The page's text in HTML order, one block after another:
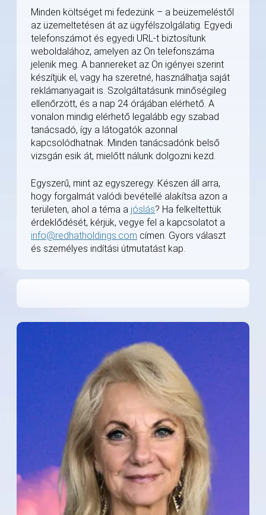
Minden költséget mi fedezünk – a beüzemeléstől
az üzemeltetésen át az ügyfélszolgálatig. Egyedi
telefonszámot és egyedi URL-t biztosítunk
weboldalához, amelyen az Ön telefonszáma
jelenik meg. A bannereket az Ön igényei szerint
készítjük el, vagy ha szeretné, használhatja saját
reklámanyagait is. Szolgáltatásunk minőségileg
ellenőrzött, és a nap 24 órájában elérhető. A
vonalon mindig elérhető legalább egy szabad
tanácsadó, így a látogatók azonnal
kapcsolódhatnak. Minden tanácsadónk belső
vizsgán esik át, mielőtt nálunk dolgozni kezd.
Egyszerű, mint az egyszeregy. Készen áll arra,
hogy forgalmát valódi bevétellé alakítsa azon a
területen, ahol a téma a jóslás? Ha felkeltettük
érdeklődését, kérjük, vegye fel a kapcsolatot a
info@redhatholdings.com címen. Gyors választ
és személyes indítási útmutatást kap.